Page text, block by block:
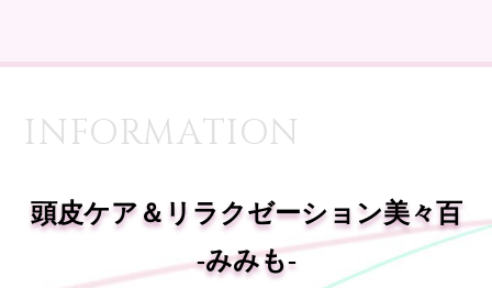
INFORMATION
頭皮ケア＆リラクゼーション美々百
-みみも-